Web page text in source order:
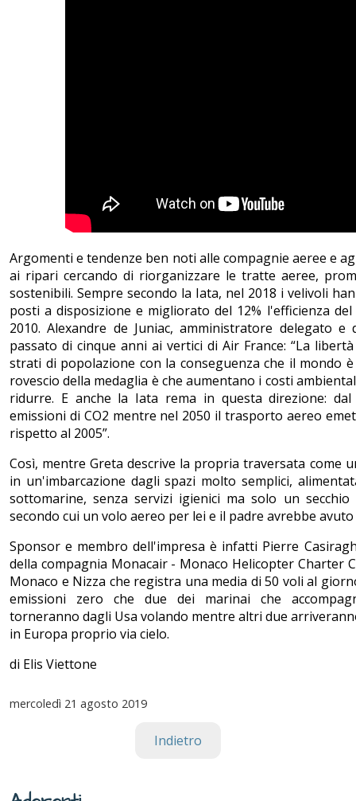
Argomenti e tendenze ben noti alle compagnie aeree e
ai ripari cercando di riorganizzare le tratte aeree,
sostenibili. Sempre secondo la Iata, nel 2018 i velivoli
posti a disposizione e migliorato del 12% l'efficienza
2010. Alexandre de Juniac, amministratore delegato
passato di cinque anni ai vertici di Air France: “La
strati di popolazione con la conseguenza che il mondo
rovescio della medaglia è che aumentano i costi
ridurre. E anche la Iata rema in questa direzione:
emissioni di CO2 mentre nel 2050 il trasporto aereo
rispetto al 2005”.
Così, mentre Greta descrive la propria traversata come
in un'imbarcazione dagli spazi molto semplici,
sottomarine, senza servizi igienici ma solo un
secondo cui un volo aereo per lei e il padre avrebbe
Sponsor e membro dell'impresa è infatti Pierre
della compagnia Monacair - Monaco Helicopter Charter
Monaco e Nizza che registra una media di 50 voli al
emissioni zero che due dei marinai che
torneranno dagli Usa volando mentre altri due
in Europa proprio via cielo.
di Elis Viettone
mercoledì 21 agosto 2019
Indietro